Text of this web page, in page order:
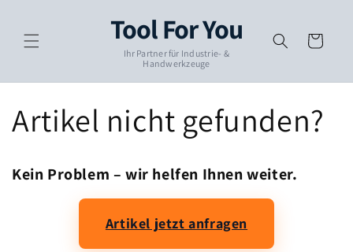
Tool For You
Ihr Partner für Industrie- &
Handwerkzeuge
Cart
Artikel nicht gefunden?
Kein Problem – wir helfen Ihnen weiter.
Artikel jetzt anfragen